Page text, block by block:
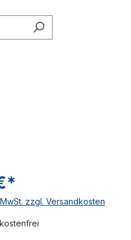
zzgl. Versandkosten